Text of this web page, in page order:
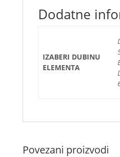
Dodatne
IZABERI DUBINU
ELEMENTA
Povezani proizvodi